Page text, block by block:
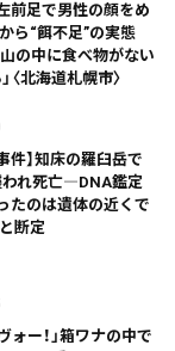
前足で男性の顔をめ
ら“餌不足”の実態
の中に食べ物がない
〈北海道札幌市〉
件】知床の羅臼岳で
れ死亡―DNA鑑定
たのは遺体の近くで
断定
ォー！」箱ワナの中で